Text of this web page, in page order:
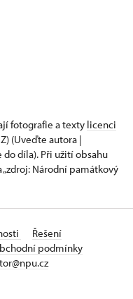
fotografie a texty licenci
(Uveďte autora |
díla). Při užití obsahu
Národní památkový
Řešení
podmínky